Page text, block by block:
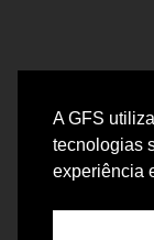
A GFS
tecnologias
experiência